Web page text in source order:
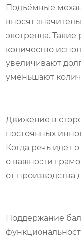
Подъёмные
вносят
экотренда.
количество
увеличивают
уменьшают
Движение в
постоянных
Когда речь идет
о важности
от производства
Поддержание